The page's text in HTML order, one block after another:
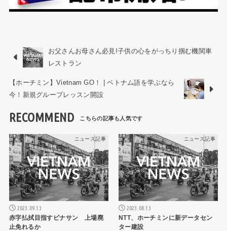
お父さんお母さん必見!子供の心をがっちり掴む機関車
レストラン
【ホーチミン】Vietnam GO！ | ベトナム語を学ぶなら
今！新規グループレッスン開設
RECOMMEND
ニュース記事
2023.09.13
赤字払拭目指すビナサン 上場廃
止免れるか
ニュース記事
2023.08.13
NTT、ホーチミンに新データセン
ター建設